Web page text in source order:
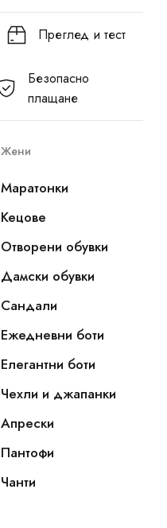
Преглед и тест
Безопасно
плащане
Жени
Маратонки
Кецове
Отворени обувки
Дамски обувки
Сандали
Ежедневни боти
Елегантни боти
Чехли и джапанки
Апрески
Пантофи
Чанти